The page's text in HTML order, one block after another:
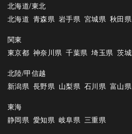
北海道/東北
北海道 青森県 岩手県 宮城県 秋田県
関東
東京都 神奈川県 千葉県 埼玉県 茨
北陸/甲信越
新潟県 長野県 山梨県 石川県 富山県
東海
静岡県 愛知県 岐阜県 三重県